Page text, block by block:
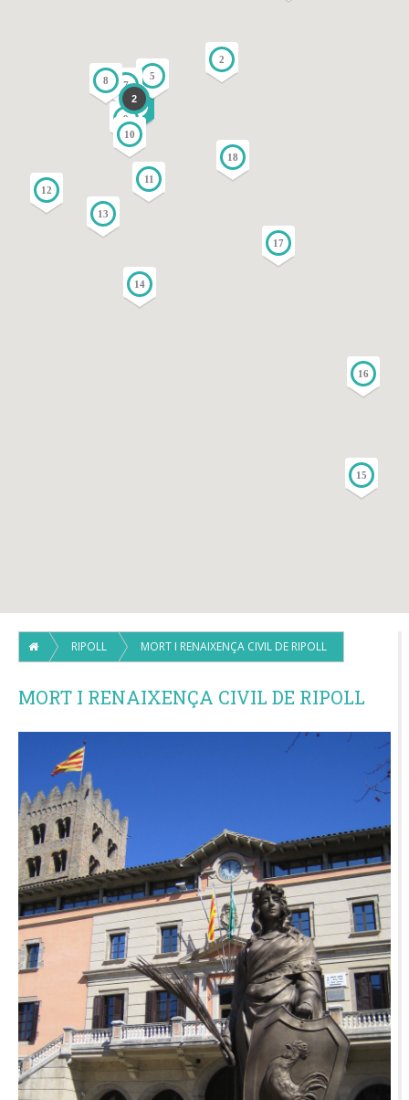
2
3
5
7
8
9
10
11
12
13
14
15
16
17
18
2
RIPOLL MORT I RENAIXENÇA CIVIL DE RIPOLL
MORT I RENAIXENÇA CIVIL DE RIPOLL